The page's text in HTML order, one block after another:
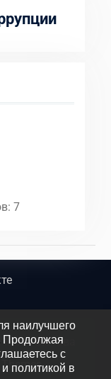
7
Платова
Themes
наилучшего
Продолжая
с
политикой в